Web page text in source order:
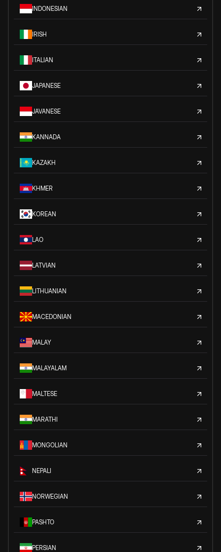
INDONESIAN
IRISH
ITALIAN
JAPANESE
JAVANESE
KANNADA
KAZAKH
KHMER
KOREAN
LAO
LATVIAN
LITHUANIAN
MACEDONIAN
MALAY
MALAYALAM
MALTESE
MARATHI
MONGOLIAN
NEPALI
NORWEGIAN
PASHTO
PERSIAN